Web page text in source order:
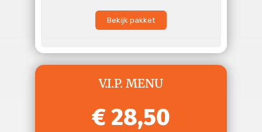
Bekijk pakket
V.I.P. MENU
28,50